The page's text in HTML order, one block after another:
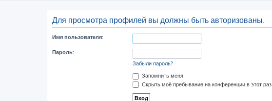
Для просмотра профилей вы должны быть авторизованы.
Имя пользователя:
Пароль:
Забыли пароль?
Запомнить меня
Скрыть моё пребывание на конференции в этот раз